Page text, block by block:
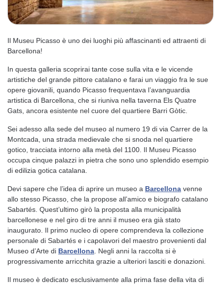
Il Museu Picasso è uno dei luoghi più affascinanti ed attraenti di
Barcellona!
In questa galleria scoprirai tante cose sulla vita e le vicende
artistiche del grande pittore catalano e farai un viaggio fra le sue
opere giovanili, quando Picasso frequentava l’avanguardia
artistica di Barcellona, che si riuniva nella taverna Els Quatre
Gats, ancora esistente nel cuore del quartiere Barri Gòtic.
Sei adesso alla sede del museo al numero 19 di via Carrer de la
Montcada, una strada medievale che si snoda nel quartiere
gotico, tracciata intorno alla metà del 1100. Il Museu Picasso
occupa cinque palazzi in pietra che sono uno splendido esempio
di edilizia gotica catalana.
Devi sapere che l’idea di aprire un museo a Barcellona venne
allo stesso Picasso, che la propose all’amico e biografo catalano
Sabartés. Quest’ultimo girò la proposta alla municipalità
barcellonese e nel giro di tre anni il museo era già stato
inaugurato. Il primo nucleo di opere comprendeva la collezione
personale di Sabartés e i capolavori del maestro provenienti dal
Museo d’Arte di Barcellona . Negli anni la raccolta si è
progressivamente arricchita grazie a ulteriori lasciti e donazioni.
Il museo è dedicato esclusivamente alla prima fase della vita di